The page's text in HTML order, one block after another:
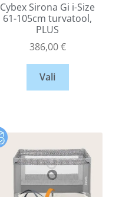
Cybex Sirona Gi i-Size
61-105cm turvatool,
PLUS
386,00€
Vali